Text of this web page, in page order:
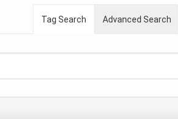
Tag Search Advanced Search